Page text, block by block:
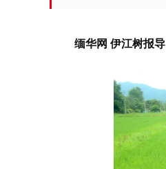
缅华网 伊江树报导